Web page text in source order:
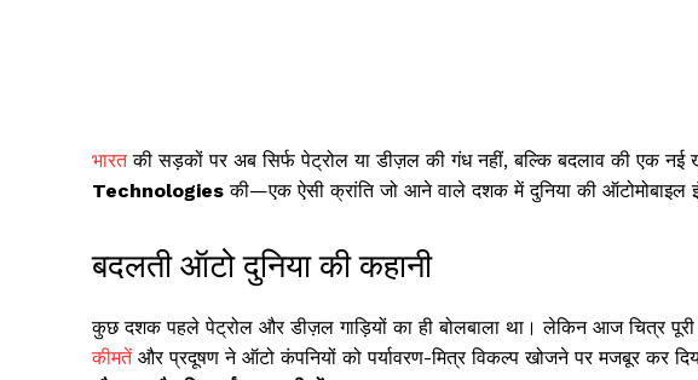
भारतकी सड़कों पर अब सिर्फ पेट्रोल या डीज़ल की गंध नहीं, बल्कि बदलाव की एक
Technologies की—एक ऐसी क्रांति जो आने वाले दशक में दुनिया की ऑटोमोबाइल
बदलती ऑटो दुनिया की कहानी
कुछ दशक पहले पेट्रोल और डीज़ल गाड़ियों का ही बोलबाला था। लेकिन आज चित्र
कीमत और प्रदूषण ने ऑटो कंपनियों को पर्यावरण-मित्र विकल्प खोजने पर मजबूर कर